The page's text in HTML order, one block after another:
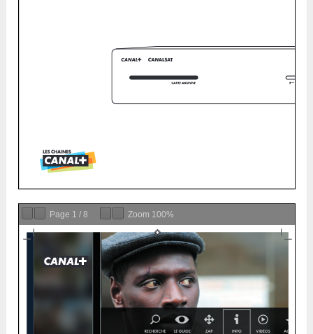
Page 1 /8 Zoom 100%